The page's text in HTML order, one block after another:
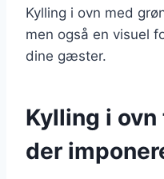
Kylling i ovn med
men også en visuel
dine gæster.
Kylling i
der